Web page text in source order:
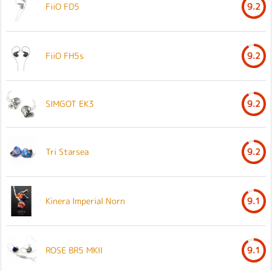
FiiO FD5 9.2
FiiO FH5s 9.2
SIMGOT EK3 9.2
Tri Starsea 9.2
Kinera Imperial Norn 9.1
ROSE BR5 MKII 9.1